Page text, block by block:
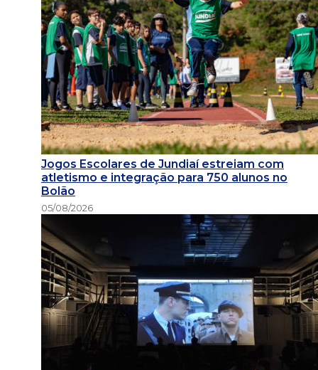
Jogos Escolares de Jundiaí estreiam com
atletismo e integração para 750 alunos no
Bolão
05/08/2026